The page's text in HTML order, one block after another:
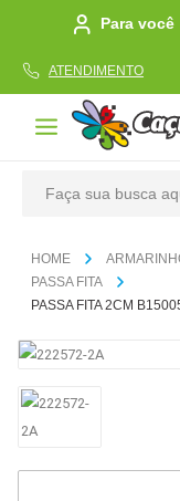
Para você
ATENDIMENTO
PASSA FITA
PASSA FITA 2CM
1º caderno
3º caneta
4º tecido
5
6º papel